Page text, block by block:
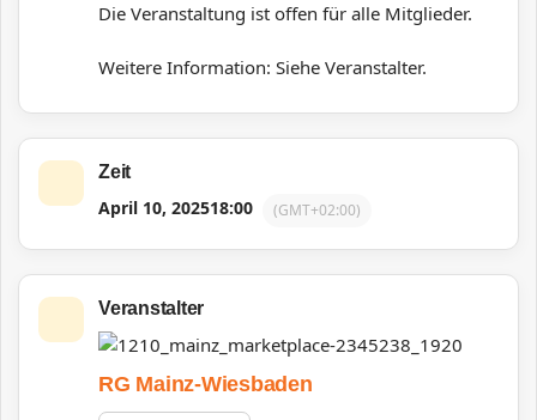
Die Veranstaltung ist offen für alle Mitglieder.
Weitere Information: Siehe Veranstalter.
Zeit
April 10, 202518:00 (GMT+02:00)
Veranstalter
RG Mainz-Wiesbaden